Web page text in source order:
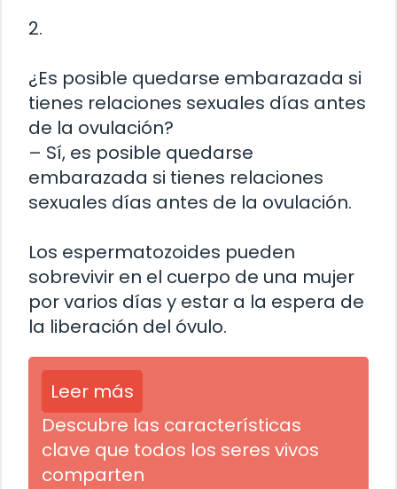
2.
¿Es posible quedarse embarazada si
tienes relaciones sexuales días antes
de la ovulación?
– Sí, es posible quedarse
embarazada si tienes relaciones
sexuales días antes de la ovulación.
Los espermatozoides pueden
sobrevivir en el cuerpo de una mujer
por varios días y estar a la espera de
la liberación del óvulo.
Leer más
Descubre las características
clave que todos los seres vivos
comparten